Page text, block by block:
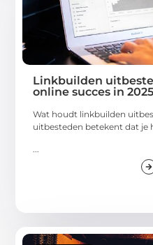
Linkbuilden
online succes in 2025
Wat houdt linkbuilden
uitbesteden betekent dat je
...